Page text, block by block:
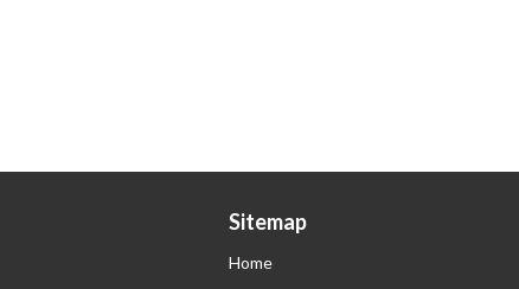
Sitemap
Home